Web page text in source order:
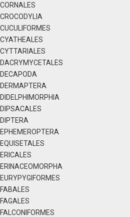
CORNALES
CROCODYLIA
CUCULIFORMES
CYATHEALES
CYTTARIALES
DACRYMYCETALES
DECAPODA
DERMAPTERA
DIDELPHIMORPHIA
DIPSACALES
DIPTERA
EPHEMEROPTERA
EQUISETALES
ERICALES
ERINACEOMORPHA
EURYPYGIFORMES
FABALES
FAGALES
FALCONIFORMES